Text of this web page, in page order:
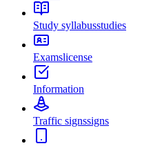
Study syllabusstudies
Examslicense
Information
Traffic signssigns